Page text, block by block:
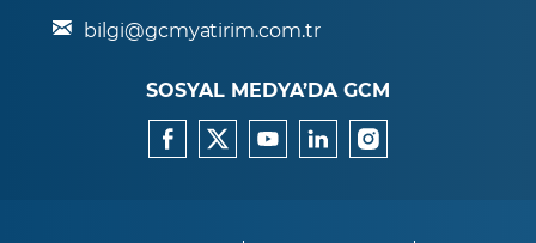
bilgi@gcmyatirim.com.tr
SOSYAL MEDYA’DA GCM